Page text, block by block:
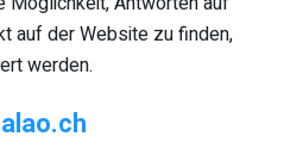
auf der Website zu finden,
werden.
alao.ch